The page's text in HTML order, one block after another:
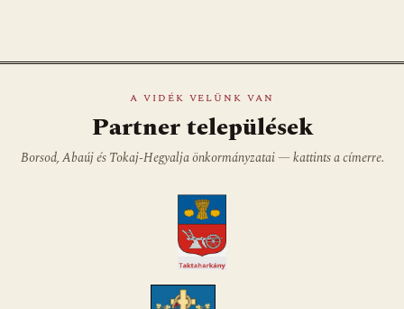
A VIDÉK VELÜNK VAN
Partner települések
Borsod, Abaúj és Tokaj-Hegyalja önkormányzatai — kattints a címerre.